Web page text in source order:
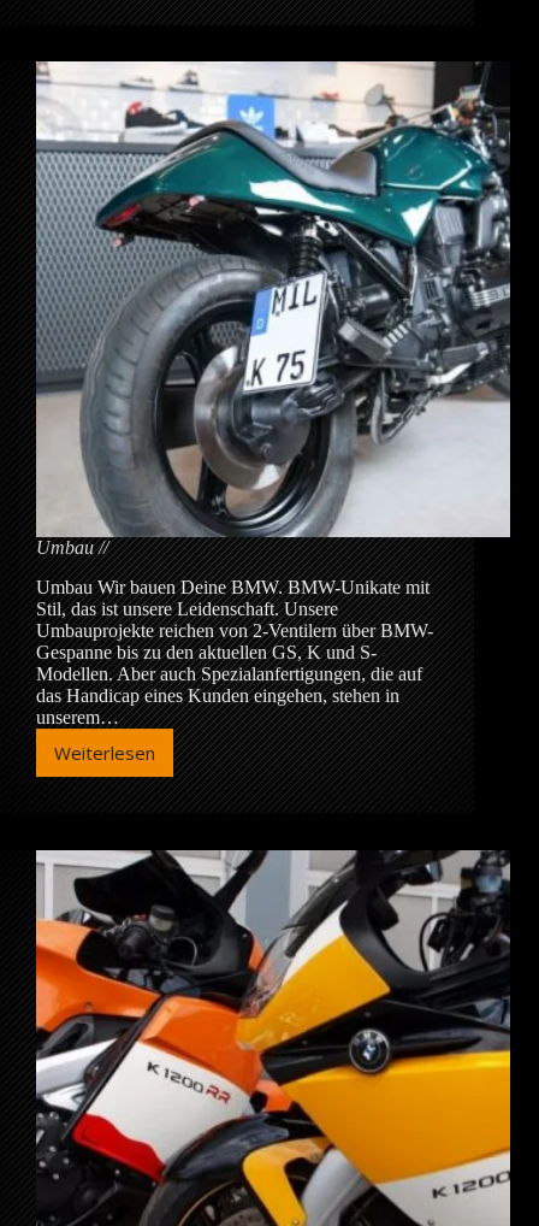
Umbau
Umbau Wir bauen Deine BMW. BMW-Unikate mit
Stil, das ist unsere Leidenschaft. Unsere
Umbauprojekte reichen von 2-Ventilern über BMW-
Gespanne bis zu den aktuellen GS, K und S-
Modellen. Aber auch Spezialanfertigungen, die auf
das Handicap eines Kunden eingehen, stehen in
unserem…
Weiterlesen
Umbau